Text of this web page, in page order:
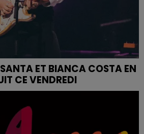
ET BIANCA COSTA EN
CE VENDREDI